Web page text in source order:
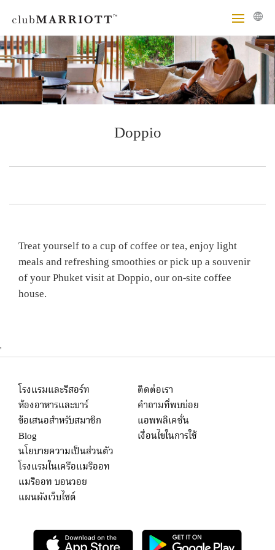
Doppio
Treat yourself to a cup of coffee or tea, enjoy light
meals and refreshing smoothies or pick up a souvenir
of your Phuket visit at Doppio, our on-site coffee
house.
'
โรงแรมและรีสอร์ท
ห้องอาหารและบาร์
ข้อเสนอสำหรับสมาชิก
Blog
ติดต่อเรา
คำถามที่พบบ่อย
แอพพลิเคชั่น
เงื่อนไขในการใช้
นโยบายความเป็นส่วนตัว
โรงแรมในเครือแมริออท
แมริออท บอนวอย
แผนผังเว็บไซต์